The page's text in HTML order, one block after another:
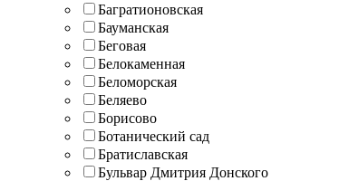
Багратионовская
Бауманская
Беговая
Белокаменная
Беломорская
Беляево
Борисово
Ботанический сад
Братиславская
Бульвар Дмитрия Донского